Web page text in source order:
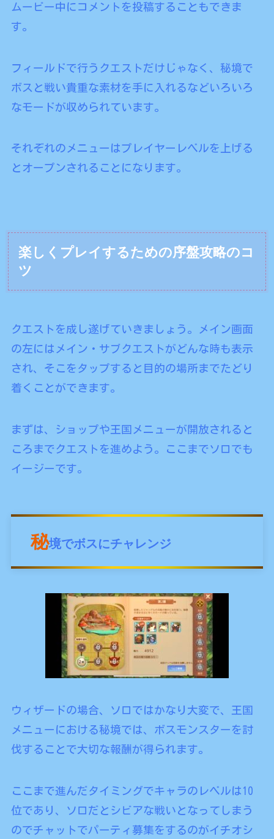
ムービー中にコメントを投稿することもできま
す。
フィールドで行うクエストだけじゃなく、秘境で
ボスと戦い貴重な素材を手に入れるなどいろいろ
なモードが収められています。
それぞれのメニューはプレイヤーレベルを上げる
とオープンされることになります。
楽しくプレイするための序盤攻略のコ
ツ
クエストを成し遂げていきましょう。メイン画面
の左にはメイン・サブクエストがどんな時も表示
され、そこをタップすると目的の場所までたどり
着くことができます。
まずは、ショップや王国メニューが開放されると
ころまでクエストを進めよう。ここまでソロでも
イージーです。
秘境でボスにチャレンジ
ウィザードの場合、ソロではかなり大変で、王国
メニューにおける秘境では、ボスモンスターを討
伐することで大切な報酬が得られます。
ここまで進んだタイミングでキャラのレベルは10
位であり、ソロだとシビアな戦いとなってしまう
のでチャットでパーティ募集をするのがイチオシ